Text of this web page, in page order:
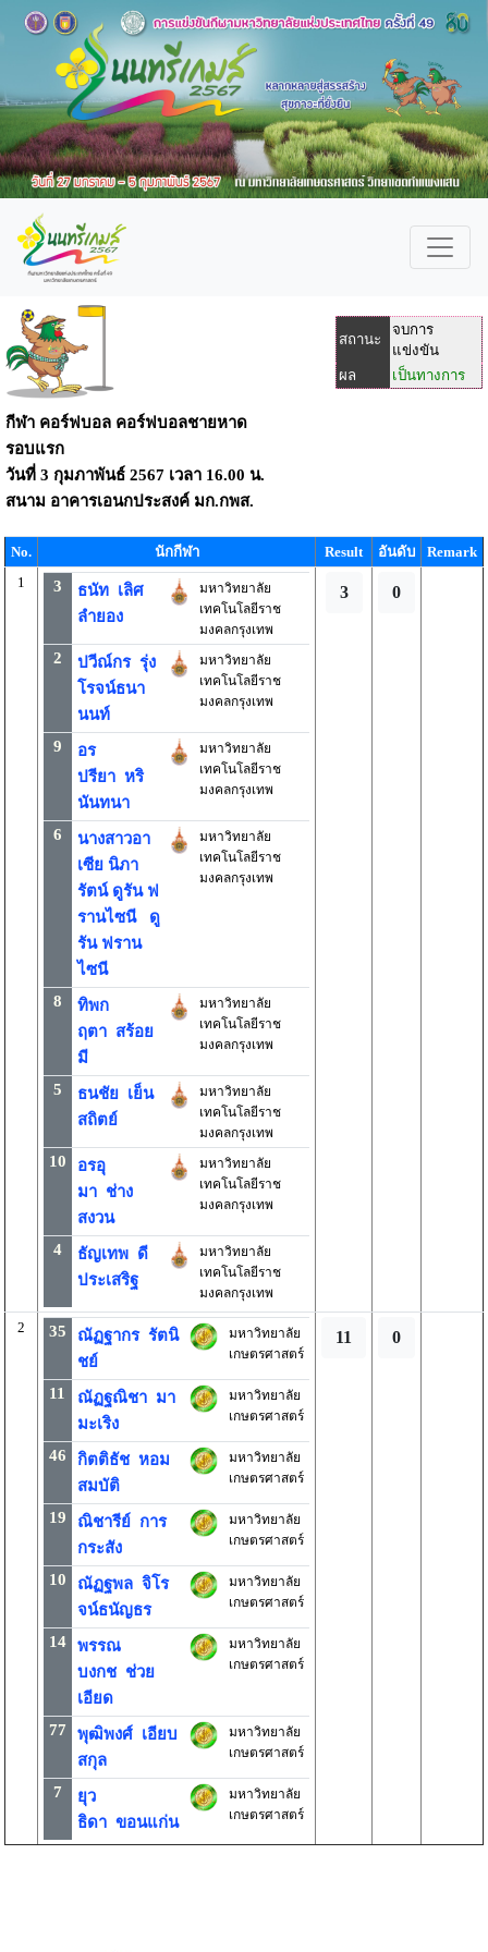
สถานะ
จบการ
แข่งขัน
ผล
เป็นทางการ
กีฬา คอร์ฟบอล คอร์ฟบอลชายหาด
รอบแรก
วันที่ 3 กุมภาพันธ์ 2567 เวลา 16.00 น.
สนาม อาคารเอนกประสงค์ มก.กพส.
No. นักกีฬา Result อันดับ
Remark
1
3
ธนัท เลิศ
ลำยอง
มหาวิทยาลัย
เทคโนโลยีราช
มงคลกรุงเทพ
2
ปวีณ์กร รุ่ง
โรจน์ธนา
นนท์
มหาวิทยาลัย
เทคโนโลยีราช
มงคลกรุงเทพ
9
อร
ปรียา หริ
นันทนา
มหาวิทยาลัย
เทคโนโลยีราช
มงคลกรุงเทพ
6
นางสาวอา
เซีย นิภา
รัตน์ ดูรัน ฟ
รานไซนี ดู
รัน ฟราน
ไซนี
มหาวิทยาลัย
เทคโนโลยีราช
มงคลกรุงเทพ
8
ทิพก
ฤตา สร้อย
มี
มหาวิทยาลัย
เทคโนโลยีราช
มงคลกรุงเทพ
5
ธนชัย เย็น
สถิตย์
มหาวิทยาลัย
เทคโนโลยีราช
มงคลกรุงเทพ
10
อรอุ
มา ช่าง
สงวน
มหาวิทยาลัย
เทคโนโลยีราช
มงคลกรุงเทพ
4
ธัญเทพ ดี
ประเสริฐ
มหาวิทยาลัย
เทคโนโลยีราช
มงคลกรุงเทพ
3 0
2 35
ณัฏฐากร รัตนิ
ชย์
มหาวิทยาลัย
เกษตรศาสตร์
11
ณัฏฐณิชา มา
มะเริง
มหาวิทยาลัย
เกษตรศาสตร์
46
กิตติธัช หอม
สมบัติ
มหาวิทยาลัย
เกษตรศาสตร์
19
ณิชารีย์ การ
กระสัง
มหาวิทยาลัย
เกษตรศาสตร์
10
ณัฏฐพล จิโร
จน์ธนัญธร
มหาวิทยาลัย
เกษตรศาสตร์
14
พรรณ
บงกช ช่วย
เอียด
มหาวิทยาลัย
เกษตรศาสตร์
77
พุฒิพงศ์ เอียบ
สกุล
มหาวิทยาลัย
เกษตรศาสตร์
7
ยุว
ธิดา ขอนแก่น
มหาวิทยาลัย
เกษตรศาสตร์
11 0